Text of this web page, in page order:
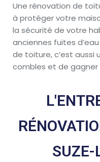
Une rénovation de
à protéger votre
la sécurité de votre
anciennes fuites
de toiture, c’est aussi
combles et de gagner
SUZE-